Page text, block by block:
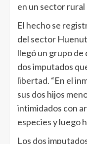
en un sector
El hecho se
del sector
llegó un grupo
dos imputados
libertad. “En el
sus dos hijos
intimidados con
especies y luego
Los dos